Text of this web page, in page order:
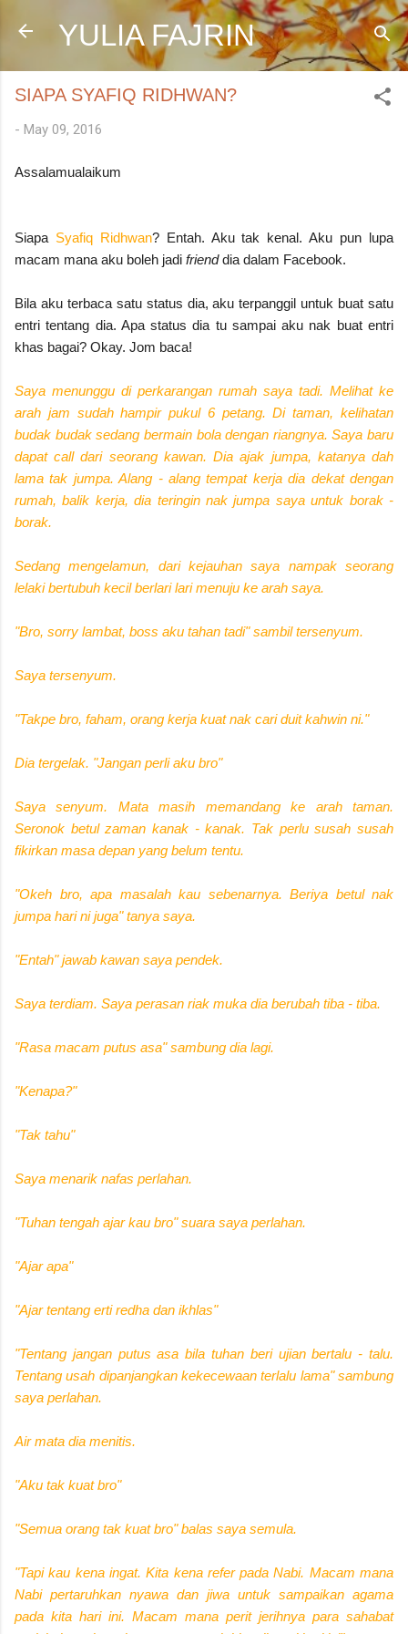
Skip to main content
YULIA FAJRIN
SIAPA SYAFIQ RIDHWAN?
- May 09, 2016
Assalamualaikum
Siapa Syafiq Ridhwan? Entah. Aku tak kenal. Aku pun lupa
macam mana aku boleh jadi frienddia dalam Facebook.
Bila aku terbaca satu status dia, aku terpanggil untuk buat satu
entri tentang dia. Apa status dia tu sampai aku nak buat entri
khas bagai? Okay. Jom baca!
Saya menunggu di perkarangan rumah saya tadi. Melihat ke
arah jam sudah hampir pukul 6 petang. Di taman, kelihatan
budak budak sedang bermain bola dengan riangnya. Saya baru
dapat call dari seorang kawan. Dia ajak jumpa, katanya dah
lama tak jumpa. Alang - alang tempat kerja dia dekat dengan
rumah, balik kerja, dia teringin nak jumpa saya untuk borak -
borak.
Sedang mengelamun, dari kejauhan saya nampak seorang
lelaki bertubuh kecil berlari lari menuju ke arah saya.
"Bro, sorry lambat, boss aku tahan tadi" sambil tersenyum.
Saya tersenyum.
"Takpe bro, faham, orang kerja kuat nak cari duit kahwin ni."
Dia tergelak. "Jangan perli aku bro"
Saya senyum. Mata masih memandang ke arah taman.
Seronok betul zaman kanak - kanak. Tak perlu susah susah
fikirkan masa depan yang belum tentu.
"Okeh bro, apa masalah kau sebenarnya. Beriya betul nak
jumpa hari ni juga" tanya saya.
"Entah" jawab kawan saya pendek.
Saya terdiam. Saya perasan riak muka dia berubah tiba - tiba.
"Rasa macam putus asa" sambung dia lagi.
"Kenapa?"
"Tak tahu"
Saya menarik nafas perlahan.
"Tuhan tengah ajar kau bro" suara saya perlahan.
"Ajar apa"
"Ajar tentang erti redha dan ikhlas"
"Tentang jangan putus asa bila tuhan beri ujian bertalu - talu.
Tentang usah dipanjangkan kekecewaan terlalu lama" sambung
saya perlahan.
Air mata dia menitis.
"Aku tak kuat bro"
"Semua orang tak kuat bro" balas saya semula.
"Tapi kau kena ingat. Kita kena refer pada Nabi. Macam mana
Nabi pertaruhkan nyawa dan jiwa untuk sampaikan agama
pada kita hari ini. Macam mana perit jerihnya para sahabat